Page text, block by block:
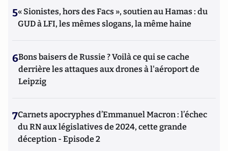
5« Sionistes, hors des Facs », soutien au Hamas : du
GUD à LFI, les mêmes slogans, la même haine
6Bons baisers de Russie ? Voilà ce qui se cache
derrière les attaques aux drones à l'aéroport de
Leipzig
7Carnets apocryphes d’Emmanuel Macron : l’échec
du RN aux législatives de 2024, cette grande
déception - Episode 2